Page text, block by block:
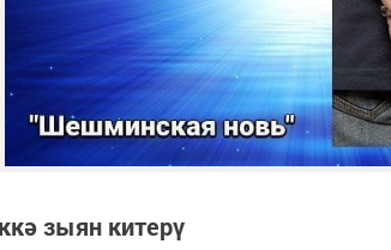
зыян китерү